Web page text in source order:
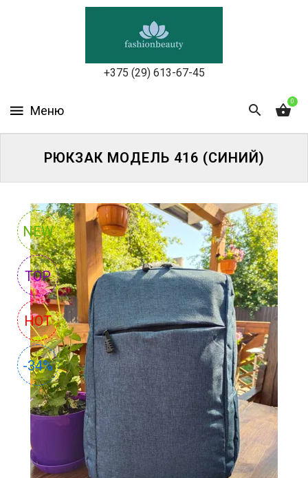
+375 (29) 613-67-45
0
УХОД
ТЕЛОМ
ВОЛОС
БЬЮТИ-
БОКСЫ
АКСЕССУАРЫ
СУМКИ
РЮКЗАКИ
ТОВАРЫ
ДЛЯ
АКЦИИ
РЮКЗАК МОДЕЛЬ 416 (СИНИЙ)
NEW
TOP
HOT
-34%